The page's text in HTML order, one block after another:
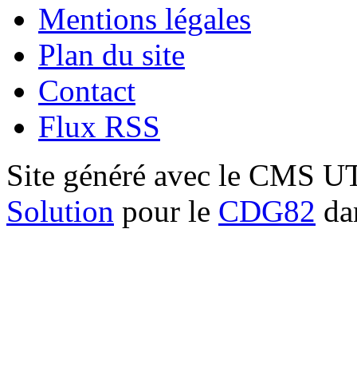
Mentions légales
Plan du site
Contact
Flux RSS
Site généré avec le CMS
Solution pour le CDG82